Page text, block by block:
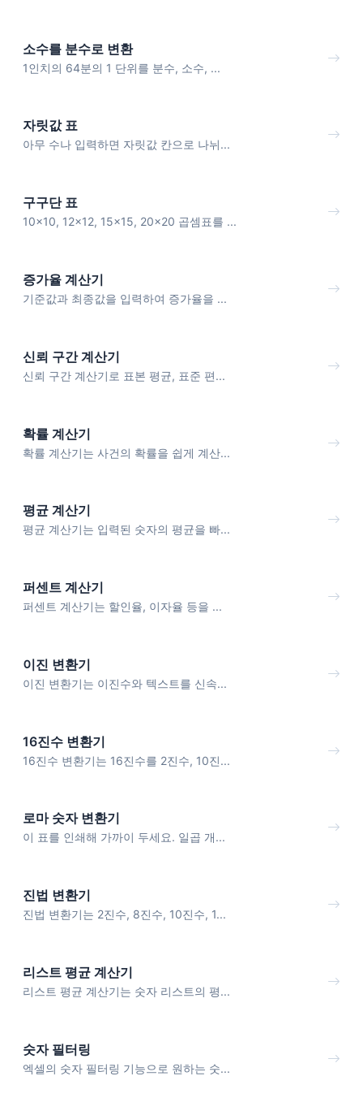
소수를 분수로 변환
1인치의 64분의 1 단위를 분수, 소수, ...
자릿값 표
아무 수나 입력하면 자릿값 칸으로 나뉘...
구구단 표
10x10, 12x12, 15x15, 20x20 곱셈표를 ...
증가율 계산기
기준값과 최종값을 입력하여 증가율을 ...
신뢰 구간 계산기
신뢰 구간 계산기로 표본 평균, 표준 편...
확률 계산기
확률 계산기는 사건의 확률을 쉽게 계산...
평균 계산기
평균 계산기는 입력된 숫자의 평균을 빠...
퍼센트 계산기
퍼센트 계산기는 할인율, 이자율 등을 ...
이진 변환기
이진 변환기는 이진수와 텍스트를 신속...
16진수 변환기
16진수 변환기는 16진수를 2진수, 10진...
로마 숫자 변환기
이 표를 인쇄해 가까이 두세요. 일곱 개...
진법 변환기
진법 변환기는 2진수, 8진수, 10진수, 1...
리스트 평균 계산기
리스트 평균 계산기는 숫자 리스트의 평...
숫자 필터링
엑셀의 숫자 필터링 기능으로 원하는 숫...